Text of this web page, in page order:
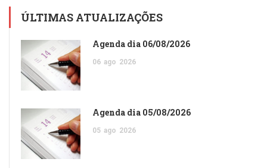
ÚLTIMAS ATUALIZAÇÕES
Agenda dia 06/08/2026
06 ago 2026
Agenda dia 05/08/2026
05 ago 2026